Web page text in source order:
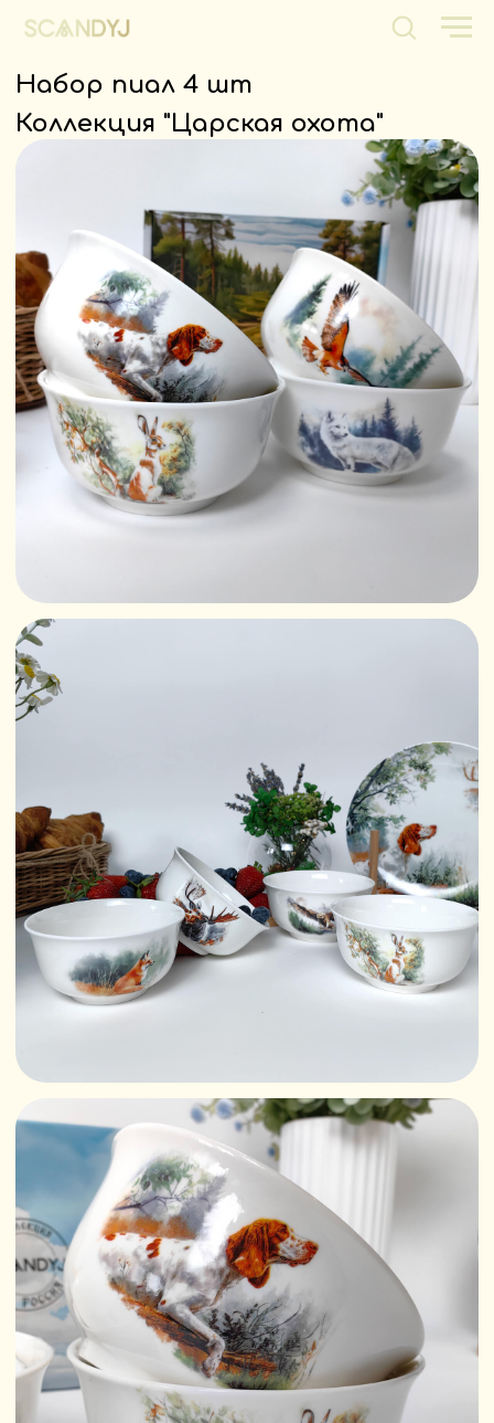
Коллекция "Царская охота"